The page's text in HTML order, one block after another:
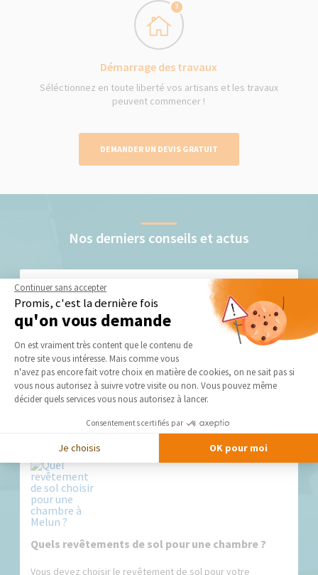
3
Démarrage des travaux
Séléctionnez en toute liberté vos artisans et les travaux
peuvent commencer !
DEMANDER UN DEVIS GRATUIT
Nos derniers conseils et actus
Comment choisir son parquet ?
Sachant que le revêtement de sol fait partie intégrante du
Quels revêtements de sol pour une chambre ?
Vous devez choisir le revêtement de sol pour votre
Continuer sans accepter
Promis, c'est la dernière fois
qu'on vous demande
Plateforme de Gestion du
On est vraiment très content que le contenu de
notre site vous intéresse. Mais comme vous
n'avez pas encore fait votre choix en matière de cookies, on ne sait pas si
vous nous autorisez à suivre votre visite ou non. Vous pouvez même
décider quels services vous nous autorisez à lancer.
Consentements certifiés par
Je choisis OK pour moi
Axeptio consent